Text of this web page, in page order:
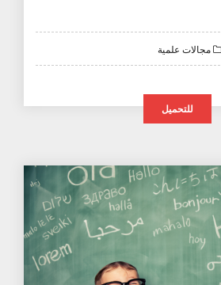
مجالات علمية
للتحميل